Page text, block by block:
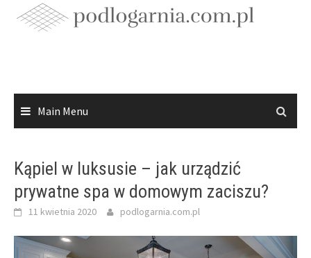
Main Menu
Kąpiel w luksusie – jak urządzić
prywatne spa w domowym zaciszu?
11 kwietnia 2020 podlogarnia.com.pl